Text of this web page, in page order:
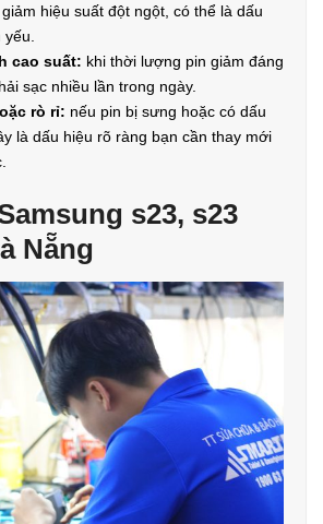
hiệu suất đột ngột, có thể là dấu
yếu.
cao suất: khi thời lượng pin giảm đáng
sạc nhiều lần trong ngày.
rò rỉ: nếu pin bị sưng hoặc có dấu
là dấu hiệu rõ ràng bạn cần thay mới
s23, s23
Nẵng